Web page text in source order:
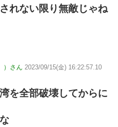
れない限り無敵じゃね
）さん 2023/09/15(金) 16:22:57.10
を全部破壊してからに